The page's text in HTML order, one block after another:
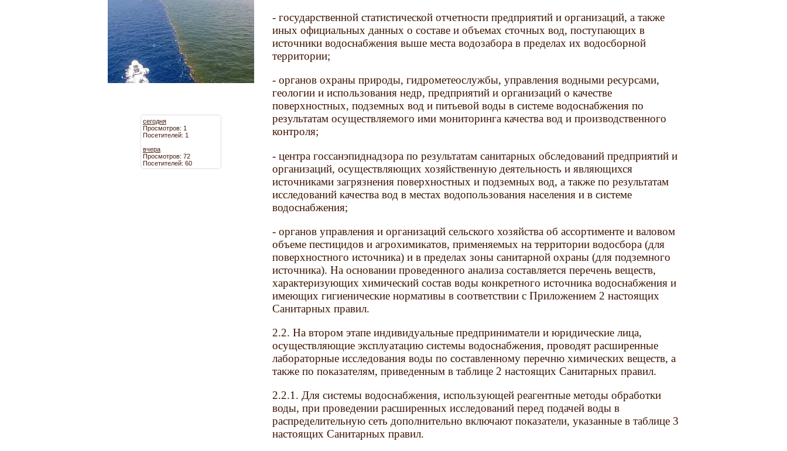
сегодня
Просмотров: 1
Посетителей: 1
вчера
Просмотров: 72
Посетителей: 60
- государственной статистической отчетности предприятий и организаций, а также
иных официальных данных о составе и объемах сточных вод, поступающих в
источники водоснабжения выше места водозабора в пределах их водосборной
территории;
- органов охраны природы, гидрометеослужбы, управления водными ресурсами,
геологии и использования недр, предприятий и организаций о качестве
поверхностных, подземных вод и питьевой воды в системе водоснабжения по
результатам осуществляемого ими мониторинга качества вод и производственного
контроля;
- центра госсанэпиднадзора по результатам санитарных обследований предприятий и
организаций, осуществляющих хозяйственную деятельность и являющихся
источниками загрязнения поверхностных и подземных вод, а также по результатам
исследований качества вод в местах водопользования населения и в системе
водоснабжения;
- органов управления и организаций сельского хозяйства об ассортименте и валовом
объеме пестицидов и агрохимикатов, применяемых на территории водосбора (для
поверхностного источника) и в пределах зоны санитарной охраны (для подземного
источника). На основании проведенного анализа составляется перечень веществ,
характеризующих химический состав воды конкретного источника водоснабжения и
имеющих гигиенические нормативы в соответствии с Приложением 2 настоящих
Санитарных правил.
2.2. На втором этапе индивидуальные предприниматели и юридические лица,
осуществляющие эксплуатацию системы водоснабжения, проводят расширенные
лабораторные исследования воды по составленному перечню химических веществ, а
также по показателям, приведенным в таблице 2 настоящих Санитарных правил.
2.2.1. Для системы водоснабжения, использующей реагентные методы обработки
воды, при проведении расширенных исследований перед подачей воды в
распределительную сеть дополнительно включают показатели, указанные в таблице 3
настоящих Санитарных правил.